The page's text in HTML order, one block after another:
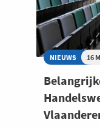
NIEUWS 16